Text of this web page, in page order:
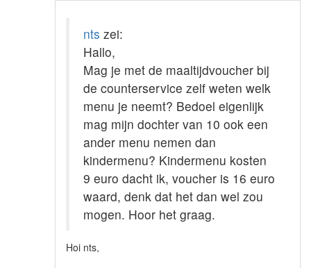
nts zei:
Hallo,
Mag je met de maaltijdvoucher bij
de counterservice zelf weten welk
menu je neemt? Bedoel eigenlijk
mag mijn dochter van 10 ook een
ander menu nemen dan
kindermenu? Kindermenu kosten
9 euro dacht ik, voucher is 16 euro
waard, denk dat het dan wel zou
mogen. Hoor het graag.
Hoi nts,